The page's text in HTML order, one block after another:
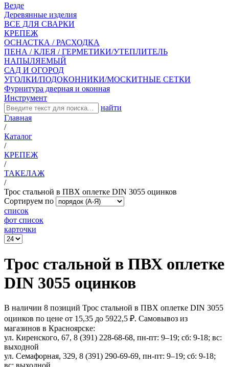
Везде
Деревянные изделия
ВСЕ ДЛЯ СВАРКИ
КРЕПЕЖ
ОСНАСТКА / РАСХОДКА
ПЕНА / КЛЕЯ / ГЕРМЕТИКИ/УТЕПЛИТЕЛЬ
НАПЫЛЯЕМЫЙ
САД И ОГОРОД
УГОЛКИ/ПОДОКОННИКИ/МОСКИТНЫЕ СЕТКИ
Фурнитура дверная и оконная
Инструмент
найти
Главная
/
Каталог
/
КРЕПЕЖ
/
ТАКЕЛАЖ
/
Трос стальной в ПВХ оплетке DIN 3055 оцинков
Сортируем по
список
фот список
карточки
Трос стальной в ПВХ оплетке
DIN 3055 оцинков
В наличии 8 позиций Трос стальной в ПВХ оплетке DIN 3055
оцинков по цене от 15,35 до 5922,5 ₽. Самовывоз из
магазинов в Красноярске:
ул. Киренского, 67, 8 (391) 228-68-68, пн-пт: 9–19; сб: 9-18; вс:
выходной
ул. Семафорная, 329, 8 (391) 290-69-69, пн-пт: 9–19; сб: 9-18;